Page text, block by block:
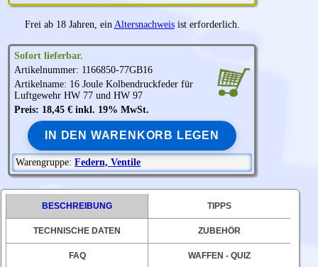
Frei ab 18 Jahren, ein Altersnachweisist erforderlich.
Sofort lieferbar.
Artikelnummer: 1166850-77GB16
Artikelname: 16 Joule Kolbendruckfeder für
Luftgewehr HW 77 und HW 97
Preis: 18,45 € inkl. 19% MwSt.
IN DEN WARENKORB LEGEN
Warengruppe: Federn, Ventile
BESCHREIBUNG TIPPS
TECHNISCHE DATEN ZUBEHÖR
FAQ WAFFEN - QUIZ